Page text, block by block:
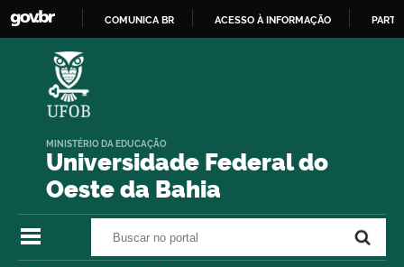
COMUNICA BR ACESSO À INFORMAÇÃO
Universidade Federal do
Oeste da Bahia
MINISTÉRIO DA EDUCAÇÃO